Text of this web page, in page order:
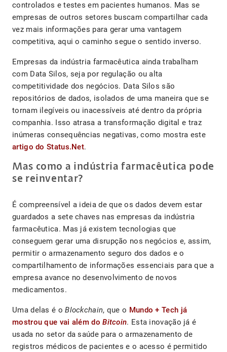
controlados e testes em pacientes humanos. Mas se
empresas de outros setores buscam compartilhar cada
vez mais informações para gerar uma vantagem
competitiva, aqui o caminho segue o sentido inverso.
Empresas da indústria farmacêutica ainda trabalham
com Data Silos, seja por regulação ou alta
competitividade dos negócios. Data Silos são
repositórios de dados, isolados de uma maneira que se
tornam ilegíveis ou inacessíveis até dentro da própria
companhia. Isso atrasa a transformação digital e traz
inúmeras consequências negativas, como mostra este
artigo do Status.Net.
Mas como a indústria farmacêutica pode
se reinventar?
É compreensível a ideia de que os dados devem estar
guardados a sete chaves nas empresas da indústria
farmacêutica. Mas já existem tecnologias que
conseguem gerar uma disrupção nos negócios e, assim,
permitir o armazenamento seguro dos dados e o
compartilhamento de informações essenciais para que a
empresa avance no desenvolvimento de novos
medicamentos.
Uma delas é oBlockchain, que o Mundo + Tech já
mostrou que vai além doBitcoin. Esta inovação já é
usada no setor da saúde para o armazenamento de
registros médicos de pacientes e o acesso é permitido